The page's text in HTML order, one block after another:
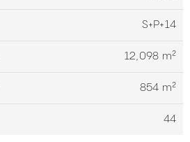
S+P+14
12,098 m²
854 m²
44